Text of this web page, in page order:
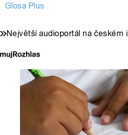
Glosa Plus
Největší audioportál na českém